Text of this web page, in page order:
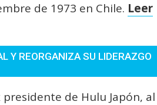
de 1973 en Chile. Leer
Y REORGANIZA SU LIDERAZGO
de Hulu Japón, al